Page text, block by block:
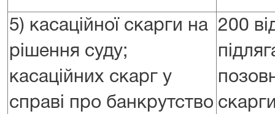
5) касаційної скарги на
рішення суду;
касаційних скарг у
справі про банкрутство
200